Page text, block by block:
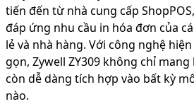
tiến đến từ nhà cung cấp
đáp ứng nhu cầu in hóa đơn của
lẻ và nhà hàng. Với công nghệ
gọn, Zywell ZY309 không chỉ
còn dễ dàng tích hợp vào bất kỳ
nào.